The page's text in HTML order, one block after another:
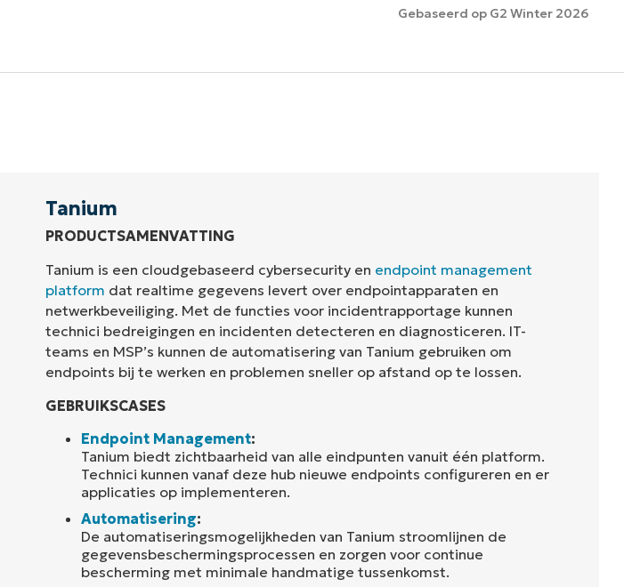
Gebaseerd op G2 Winter 2026
Tanium
PRODUCTSAMENVATTING
Tanium is een cloudgebaseerd cybersecurity en endpoint management
platform dat realtime gegevens levert over endpointapparaten en
netwerkbeveiliging. Met de functies voor incidentrapportage kunnen
technici bedreigingen en incidenten detecteren en diagnosticeren. IT-
teams en MSP’s kunnen de automatisering van Tanium gebruiken om
endpoints bij te werken en problemen sneller op afstand op te lossen.
GEBRUIKSCASES
Endpoint Management:
Tanium biedt zichtbaarheid van alle eindpunten vanuit één platform.
Technici kunnen vanaf deze hub nieuwe endpoints configureren en er
applicaties op implementeren.
Automatisering:
De automatiseringsmogelijkheden van Tanium stroomlijnen de
gegevensbeschermingsprocessen en zorgen voor continue
bescherming met minimale handmatige tussenkomst.
Company